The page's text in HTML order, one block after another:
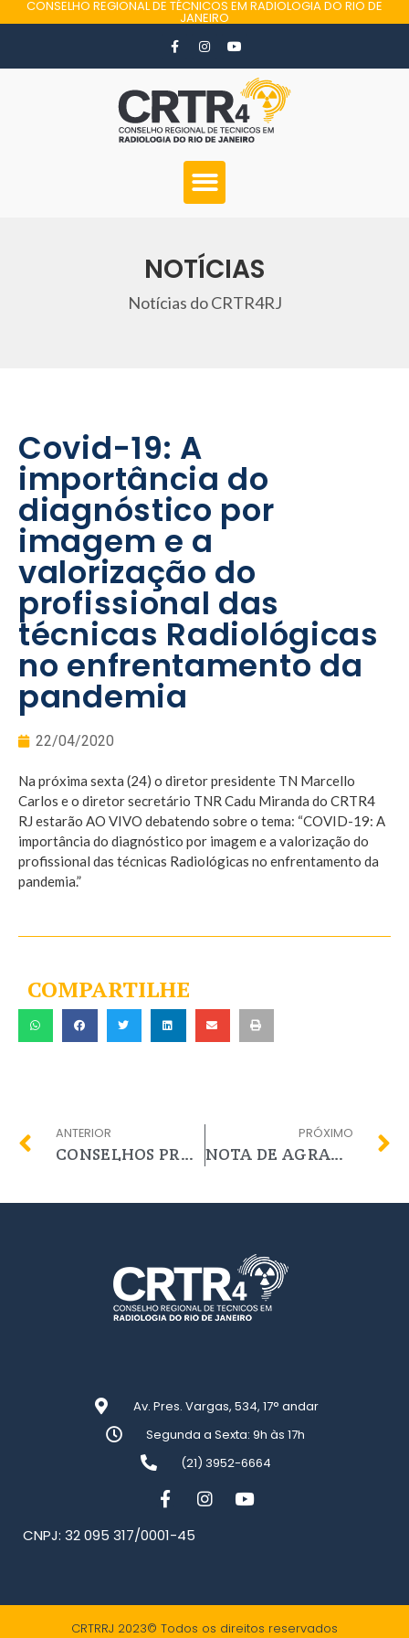
CONSELHO REGIONAL DE TÉCNICOS EM RADIOLOGIA DO RIO DE
JANEIRO
NOTÍCIAS
Notícias do CRTR4RJ
Covid-19: A
importância do
diagnóstico por
imagem e a
valorização do
profissional das
técnicas Radiológicas
no enfrentamento da
pandemia
22/04/2020
Na próxima sexta (24) o diretor presidente TN Marcello
Carlos e o diretor secretário TNR Cadu Miranda do CRTR4
RJ estarão AO VIVO debatendo sobre o tema: “COVID-19: A
importância do diagnóstico por imagem e a valorização do
profissional das técnicas Radiológicas no enfrentamento da
pandemia.”
COMPARTILHE
ANTERIOR
CONSELHOS PROFISSIONAIS JUNTOS EM DEFESA DA SOCIEDADE: NO COMBATE AO CORONAVÍRUS, PELA SAÚDE PÚBLICA E PELA VIDA
PRÓXIMO
NOTA DE AGRADECIMENTO
Av. Pres. Vargas, 534, 17° andar
Segunda a Sexta: 9h às 17h
(21) 3952-6664
CNPJ: 32 095 317/0001-45
CRTRRJ 2023© Todos os direitos reservados